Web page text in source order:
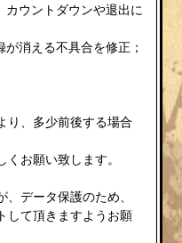
ウントダウンや退出に
消える不具合を修正；
り、多少前後する場合
お願い致します。
データ保護のため、
して頂きますようお願